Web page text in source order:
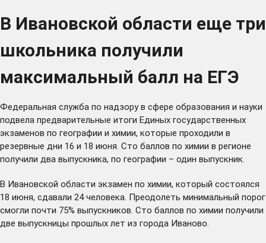
В Ивановской области еще три
школьника получили
максимальный балл на ЕГЭ
Федеральная служба по надзору в сфере образования и науки
подвела предварительные итоги Единых государственных
экзаменов по географии и химии, которые проходили в
резервные дни 16 и 18 июня. Сто баллов по химии в регионе
получили два выпускника, по географии – один выпускник.
В Ивановской области экзамен по химии, который состоялся
18 июня, сдавали 24 человека. Преодолеть минимальный порог
смогли почти 75% выпускников. Сто баллов по химии получили
две выпускницы прошлых лет из города Иваново.